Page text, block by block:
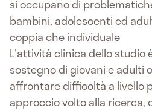
si occupano di
bambini, adolescenti ed
coppia che individuale
L'attività clinica dello studio
sostegno di giovani e adulti
affrontare difficoltà a livello
approccio volto alla ricerca,